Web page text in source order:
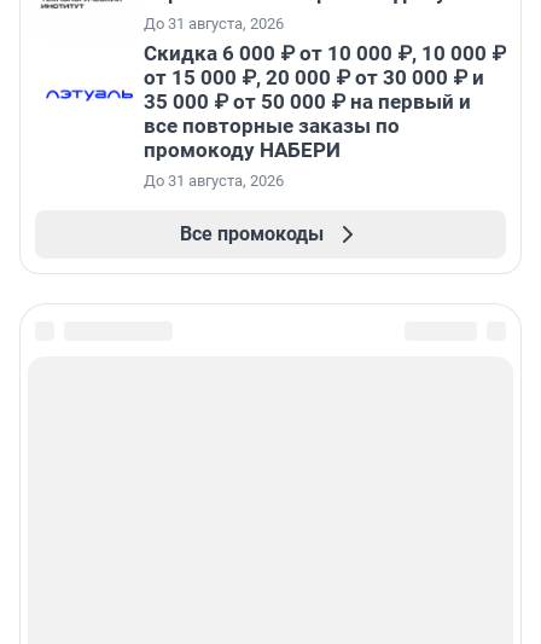
До 31 августа, 2026
Скидка 6 000 ₽ от 10 000 ₽, 10 000 ₽
от 15 000 ₽, 20 000 ₽ от 30 000 ₽ и
35 000 ₽ от 50 000 ₽ на первый и
все повторные заказы по
промокоду НАБЕРИ
До 31 августа, 2026
Все промокоды